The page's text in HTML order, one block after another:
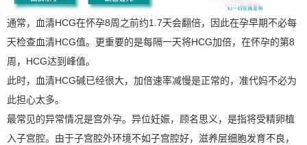
通常，血清HCG在怀孕8周之前约1.7天会翻倍，因此在孕早期不必每
天检查血清HCG值。更重要的是每隔一天将HCG加倍，在怀孕的第8
周，HCG达到峰值。
此时，血清HCG碱已经很大，加倍速率减慢是正常的，准代妈不必为
此担心太多。
最常见的异常情况是宫外孕。异位妊娠，顾名思义，是指将受精卵植
入子宫腔。由于子宫腔外环境不如子宫腔好，滋养层细胞发育不良，